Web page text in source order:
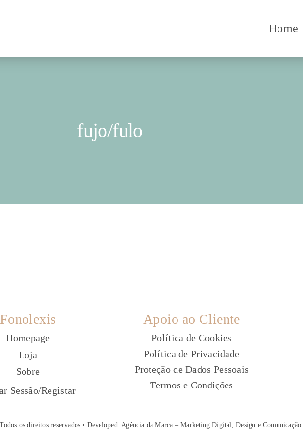
Home
fujo/fulo
Fonolexis
Homepage
Loja
Sobre
Sessão/Registar
Apoio ao Cliente
Política de Cookies
Política de Privacidade
Proteção de Dados Pessoais
Termos e Condições
os direitos reservados • Developed:Agência da Marca – Marketing Digital, Design e Comunicação.